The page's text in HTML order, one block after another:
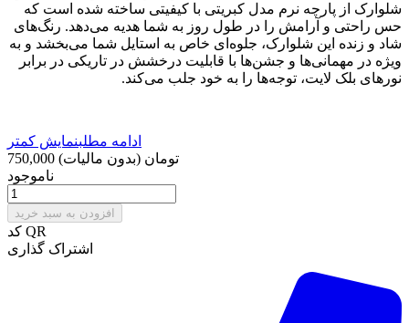
شلوارک از پارچه نرم مدل کبریتی با کیفیتی ساخته شده است که
حس راحتی و آرامش را در طول روز به شما هدیه می‌دهد. رنگ‌های
شاد و زنده این شلوارک، جلوه‌ای خاص به استایل شما می‌بخشد و به
ویژه در مهمانی‌ها و جشن‌ها با قابلیت درخشش در تاریکی در برابر
نورهای بلک لایت، توجه‌ها را به خود جلب می‌کند.
ادامه مطلبنمایش کمتر
750,000 تومان (بدون مالیات)
ناموجود
افزودن به سبد خرید
کد QR
اشتراک گذاری